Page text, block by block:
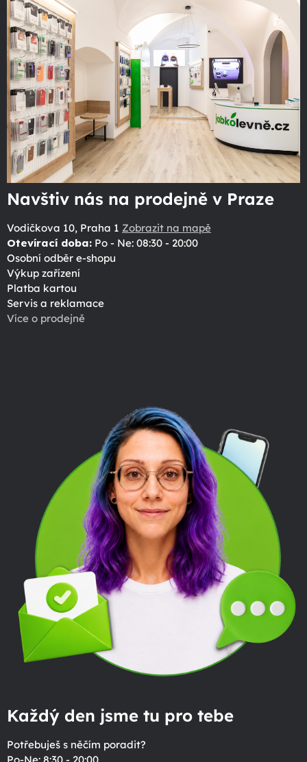
Navštiv nás na prodejně v Praze
Vodičkova 10, Praha 1 Zobrazit na mapě
Otevírací doba: Po - Ne: 08:30 - 20:00
Osobní odběr e-shopu
Výkup zařízení
Platba kartou
Servis a reklamace
Více o prodejně
Každý den jsme tu pro tebe
Potřebuješ s něčím poradit?